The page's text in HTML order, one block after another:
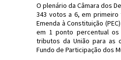
O plenário da Câmara dos
343 votos a 6, em
Emenda à Constituição
em 1 ponto percentual
tributos da União para as
Fundo de Participação dos